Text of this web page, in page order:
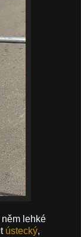
lehké
ústecký,